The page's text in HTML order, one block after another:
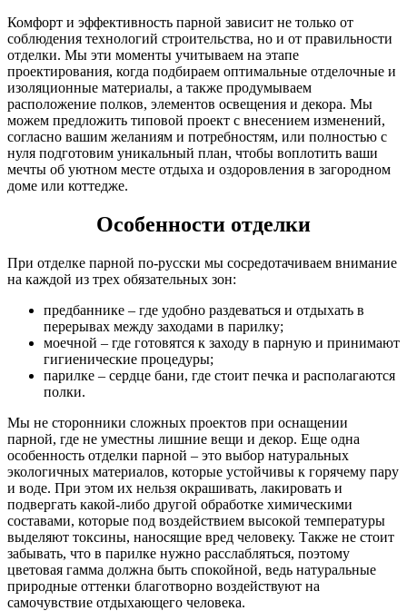
Комфорт и эффективность парной зависит не только от
соблюдения технологий строительства, но и от правильности
отделки. Мы эти моменты учитываем на этапе
проектирования, когда подбираем оптимальные отделочные и
изоляционные материалы, а также продумываем
расположение полков, элементов освещения и декора. Мы
можем предложить типовой проект с внесением изменений,
согласно вашим желаниям и потребностям, или полностью с
нуля подготовим уникальный план, чтобы воплотить ваши
мечты об уютном месте отдыха и оздоровления в загородном
доме или коттедже.
Особенности отделки
При отделке парной по-русски мы сосредотачиваем внимание
на каждой из трех обязательных зон:
предбаннике – где удобно раздеваться и отдыхать в
перерывах между заходами в парилку;
моечной – где готовятся к заходу в парную и принимают
гигиенические процедуры;
парилке – сердце бани, где стоит печка и располагаются
полки.
Мы не сторонники сложных проектов при оснащении
парной, где не уместны лишние вещи и декор. Еще одна
особенность отделки парной – это выбор натуральных
экологичных материалов, которые устойчивы к горячему пару
и воде. При этом их нельзя окрашивать, лакировать и
подвергать какой-либо другой обработке химическими
составами, которые под воздействием высокой температуры
выделяют токсины, наносящие вред человеку. Также не стоит
забывать, что в парилке нужно расслабляться, поэтому
цветовая гамма должна быть спокойной, ведь натуральные
природные оттенки благотворно воздействуют на
самочувствие отдыхающего человека.